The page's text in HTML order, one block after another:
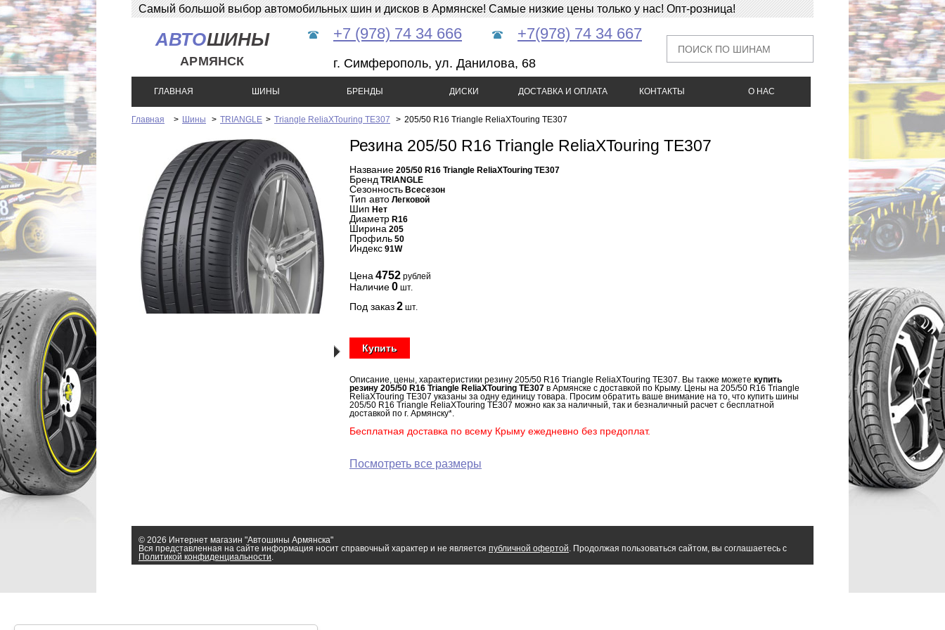
Самый большой выбор автомобильных шин и дисков в Армянске! Самые низкие цены только у нас! Опт-розница!
АВТОШИНЫ
АРМЯНСК
+7 (978) 74 34 666 +7(978) 74 34 667
г. Симферополь, ул. Данилова, 68
ГЛАВНАЯ ШИНЫ БРЕНДЫ ДИСКИ ДОСТАВКА И ОПЛАТА КОНТАКТЫ О НАС
Главная > Шины > TRIANGLE > Triangle ReliaXTouring TE307 > 205/50 R16 Triangle ReliaXTouring TE307
Резина 205/50 R16 Triangle ReliaXTouring TE307
Название 205/50 R16 Triangle ReliaXTouring TE307
Бренд TRIANGLE
Сезонность Всесезон
Тип авто Легковой
Шип Нет
Диаметр R16
Ширина 205
Профиль 50
Индекс 91W
Цена 4752 рублей
Наличие0 шт.
Под заказ2 шт.
Купить
Описание, цены, характеристики резину 205/50 R16 Triangle ReliaXTouring TE307. Вы также можете купить
резину 205/50 R16 Triangle ReliaXTouring TE307 в Армянске с доставкой по Крыму. Цены на 205/50 R16 Triangle
ReliaXTouring TE307 указаны за одну единицу товара. Просим обратить ваше внимание на то, что купить шины
205/50 R16 Triangle ReliaXTouring TE307 можно как за наличный, так и безналичный расчет с бесплатной
доставкой по г. Армянску*.
Бесплатная доставка по всему Крыму ежедневно без предоплат.
Посмотреть все размеры
© 2026 Интернет магазин "Автошины Армянска"
Вся представленная на сайте информация носит справочный характер и не является публичной офертой. Продолжая пользоваться сайтом, вы соглашаетесь с
Политикой конфиденциальности.